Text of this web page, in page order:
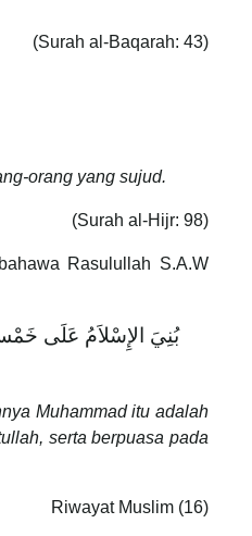
(Surah al-Baqarah: 43)
orang yang sujud.
(Surah al-Hijr: 98)
Rasulullah S.A.W
بُنِيَ الإِسْلاَمُ عَلَى خَمْسٍ
Muhammad itu adalah
serta berpuasa pada
Riwayat Muslim (16)